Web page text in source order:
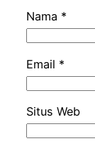
Nama *
Email *
Situs Web